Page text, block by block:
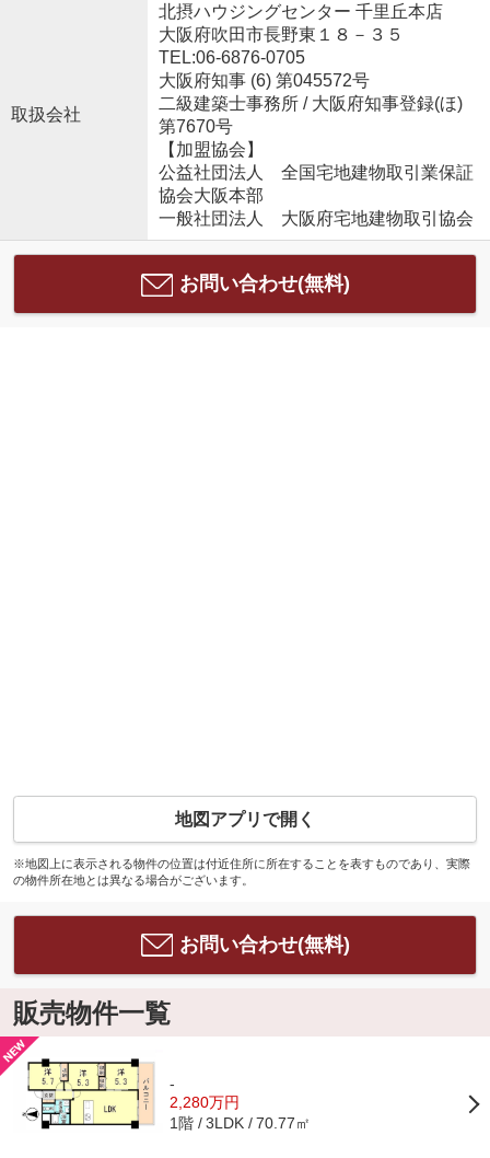
取扱会社
北摂ハウジングセンター 千里丘本店
大阪府吹田市長野東１８－３５
TEL:06-6876-0705
大阪府知事 (6) 第045572号
二級建築士事務所 / 大阪府知事登録(ほ)
第7670号
【加盟協会】
公益社団法人 全国宅地建物取引業保証
協会大阪本部
一般社団法人 大阪府宅地建物取引協会
お問い合わせ(無料)
地図アプリで開く
※地図上に表示される物件の位置は付近住所に所在することを表すものであり、実際
の物件所在地とは異なる場合がございます。
お問い合わせ(無料)
販売物件一覧
-
2,280万円
1階 3LDK 70.77㎡